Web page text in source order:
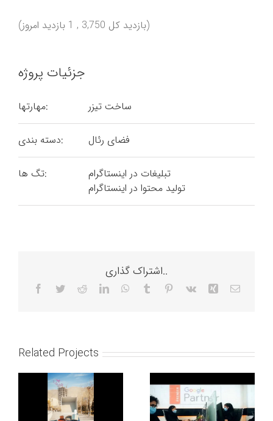
(بازدید کل 3,750 , 1 بازدید امروز)
جزئیات پروژه
مهارتها: ساخت تیزر
دسته بندی: فضای رئال
تگ ها:
تبلیغات در اینستاگرام
تولید محتوا در اینستاگرام
اشتراک گذاری..
Facebook
TwitterRedditLinkedInWhatsApp
Tumblr Pinterest
Vk Xing Email
Related Projects